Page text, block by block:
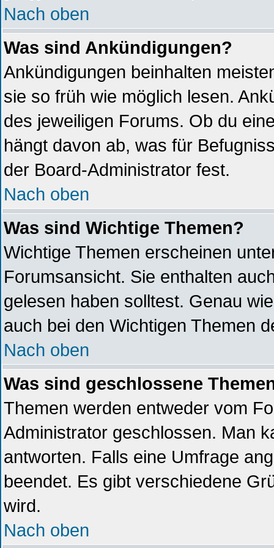
Nach oben
Was sind Ankündigungen?
Ankündigungen beinhalten
sie so früh wie möglich lesen.
des jeweiligen Forums. Ob du
hängt davon ab, was für
der Board-Administrator fest.
Nach oben
Was sind Wichtige Themen?
Wichtige Themen erscheinen
Forumsansicht. Sie enthalten
gelesen haben solltest. Genau
auch bei den Wichtigen Themen
Nach oben
Was sind geschlossene
Themen werden entweder vom
Administrator geschlossen. Man
antworten. Falls eine Umfrage
beendet. Es gibt verschiedene
wird.
Nach oben